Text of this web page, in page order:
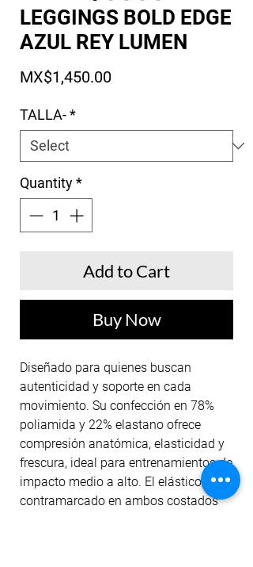
LEGGINGS BOLD EDGE
AZUL REY LUMEN
MX$1,450.00Price
TALLA-*
Quantity*
Add to Cart
Buy Now
Diseñado para quienes buscan
autenticidad y soporte en cada
movimiento. Su confección en 78%
poliamida y 22% elastano ofrece
compresión anatómica, elasticidad y
frescura, ideal para entrenamientos de
impacto medio a alto. El elástico
contramarcado en ambos costados